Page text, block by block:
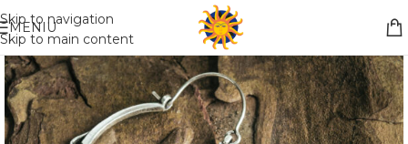
Skip to navigation
Skip to main content
Nemokamas pristatymas į paštomatą apsiperkant už 30€!!
MENIU